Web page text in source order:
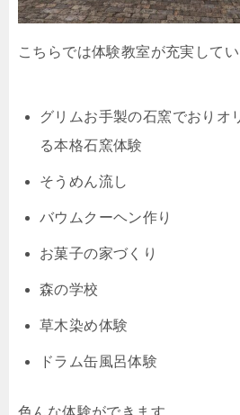
こちらでは体験教室が充実して
グリムお手製の石窯でおりオ
る本格石窯体験
そうめん流し
バウムクーヘン作り
お菓子の家づくり
森の学校
草木染め体験
ドラム缶風呂体験
色んな体験ができます。